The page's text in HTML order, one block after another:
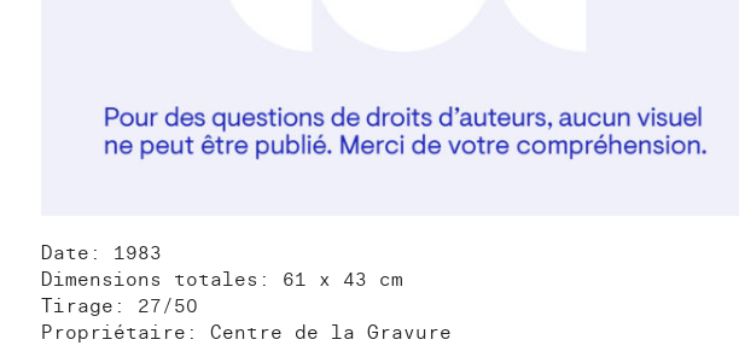
Date: 1983
Dimensions totales: 61 x 43 cm
Tirage: 27/50
Propriétaire: Centre de la Gravure